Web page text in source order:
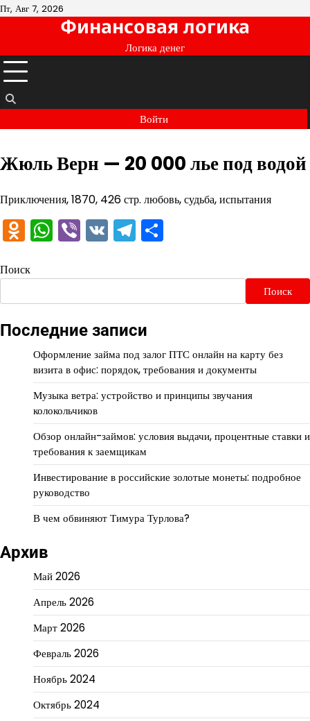
Перейти
Пт, Авг 7, 2026
Финансовая логика
Логика денег
Войти
Жюль Верн — 20 000 лье под водой
Приключения, 1870, 426 стр. любовь, судьба, испытания
Odnoklassniki
WhatsApp
Viber
VKTelegram
Поиск
Поиск
Последние записи
Оформление займа под залог ПТС онлайн на карту без
визита в офис: порядок, требования и документы
Музыка ветра: устройство и принципы звучания
колокольчиков
Обзор онлайн-займов: условия выдачи, процентные ставки и
требования к заемщикам
Инвестирование в российские золотые монеты: подробное
руководство
В чем обвиняют Тимура Турлова?
Архив
Май 2026
Апрель 2026
Март 2026
Февраль 2026
Ноябрь 2024
Октябрь 2024